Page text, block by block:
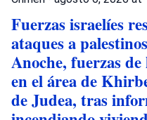
Fuerzas israelíes
ataques a
Anoche, fuerzas
en el área de
de Judea, tras